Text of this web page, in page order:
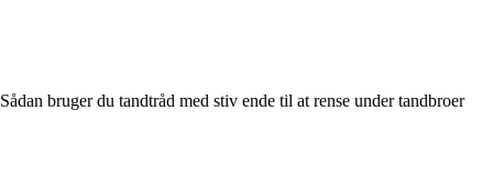
Sådan bruger du tandtråd med stiv ende til at rense under tandbroer